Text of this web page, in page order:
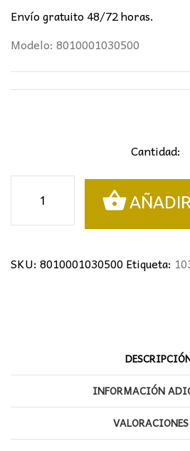
Envío gratuito 48/72 horas.
Modelo: 8010001030500
Cantidad:
florentina
5L
cantidad
SKU: 8010001030500Etiqueta:
INFORMACIÓN